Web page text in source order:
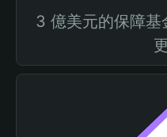
3 億美元的保障基